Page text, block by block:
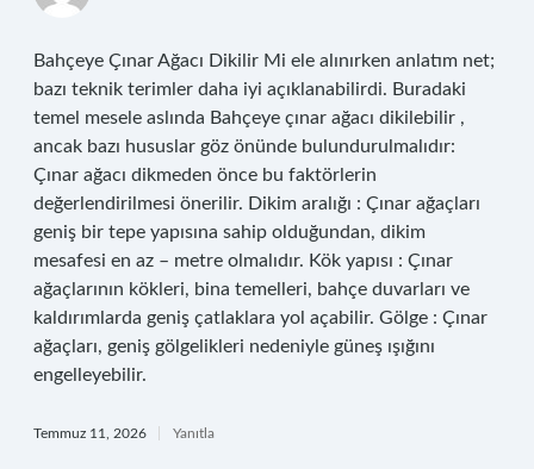
Bahçeye Çınar Ağacı Dikilir Mi ele alınırken anlatım net;
bazı teknik terimler daha iyi açıklanabilirdi. Buradaki
temel mesele aslında Bahçeye çınar ağacı dikilebilir ,
ancak bazı hususlar göz önünde bulundurulmalıdır:
Çınar ağacı dikmeden önce bu faktörlerin
değerlendirilmesi önerilir. Dikim aralığı : Çınar ağaçları
geniş bir tepe yapısına sahip olduğundan, dikim
mesafesi en az – metre olmalıdır. Kök yapısı : Çınar
ağaçlarının kökleri, bina temelleri, bahçe duvarları ve
kaldırımlarda geniş çatlaklara yol açabilir. Gölge : Çınar
ağaçları, geniş gölgelikleri nedeniyle güneş ışığını
engelleyebilir.
Temmuz 11, 2026 Yanıtla